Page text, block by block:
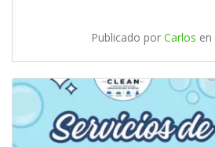
Publicado por Carlos en